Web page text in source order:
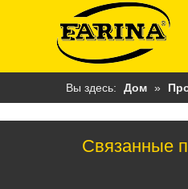
Вы здесь: Дом »
Связанные
Держатель